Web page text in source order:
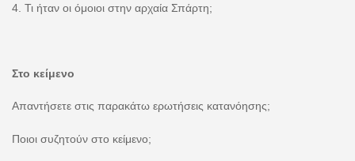
4. Τι ήταν οι όμοιοι στην αρχαία Σπάρτη;
Στο κείμενο
Απαντήσετε στις παρακάτω ερωτήσεις κατανόησης;
Ποιοι συζητούν στο κείμενο;